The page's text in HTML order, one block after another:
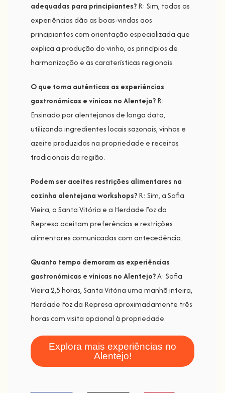
adequadas para principiantes?R: Sim, todas as
experiências dão as boas-vindas aos
principiantes com orientação especializada que
explica a produção do vinho, os princípios de
harmonização e as caraterísticas regionais.
O que torna autênticas as experiências
gastronómicas e vínicas no Alentejo?R:
Ensinado por alentejanos de longa data,
utilizando ingredientes locais sazonais, vinhos e
azeite produzidos na propriedade e receitas
tradicionais da região.
Podem ser aceites restrições alimentares na
cozinha alentejana workshops?R: Sim, a Sofia
Vieira, a Santa Vitória e a Herdade Foz da
Represa aceitam preferências e restrições
alimentares comunicadas com antecedência.
Quanto tempo demoram as experiências
gastronómicas e vínicas no Alentejo?A: Sofia
Vieira 2,5 horas, Santa Vitória uma manhã inteira,
Herdade Foz da Represa aproximadamente três
horas com visita opcional à propriedade.
Explora mais experiências no
Alentejo!